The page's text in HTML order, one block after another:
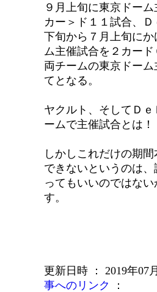
９月上旬に東京ドーム
カー＞ド１１試合、Ｄ
下旬から７月上旬に
ム主催試合を２カード
両チームの東京ドー
てとなる。
ヤクルト、そしてＤｅ
ームで主催試合とは！
しかしこれだけの期
できないというのは
ってもいいのではない
す。
更新日時 ： 2019年07
事へのリンク
：